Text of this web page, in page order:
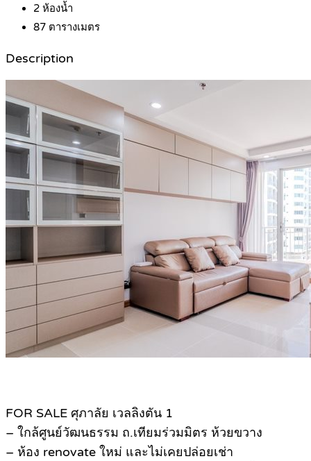
2 ห้องน้ำ
87 ตารางเมตร
Description
FOR SALE ศุภาลัย เวลลิงตัน 1
– ใกล้ศูนย์วัฒนธรรม ถ.เทียมร่วมมิตร ห้วยขวาง
– ห้อง renovate ใหม่ และไม่เคยปล่อยเช่า